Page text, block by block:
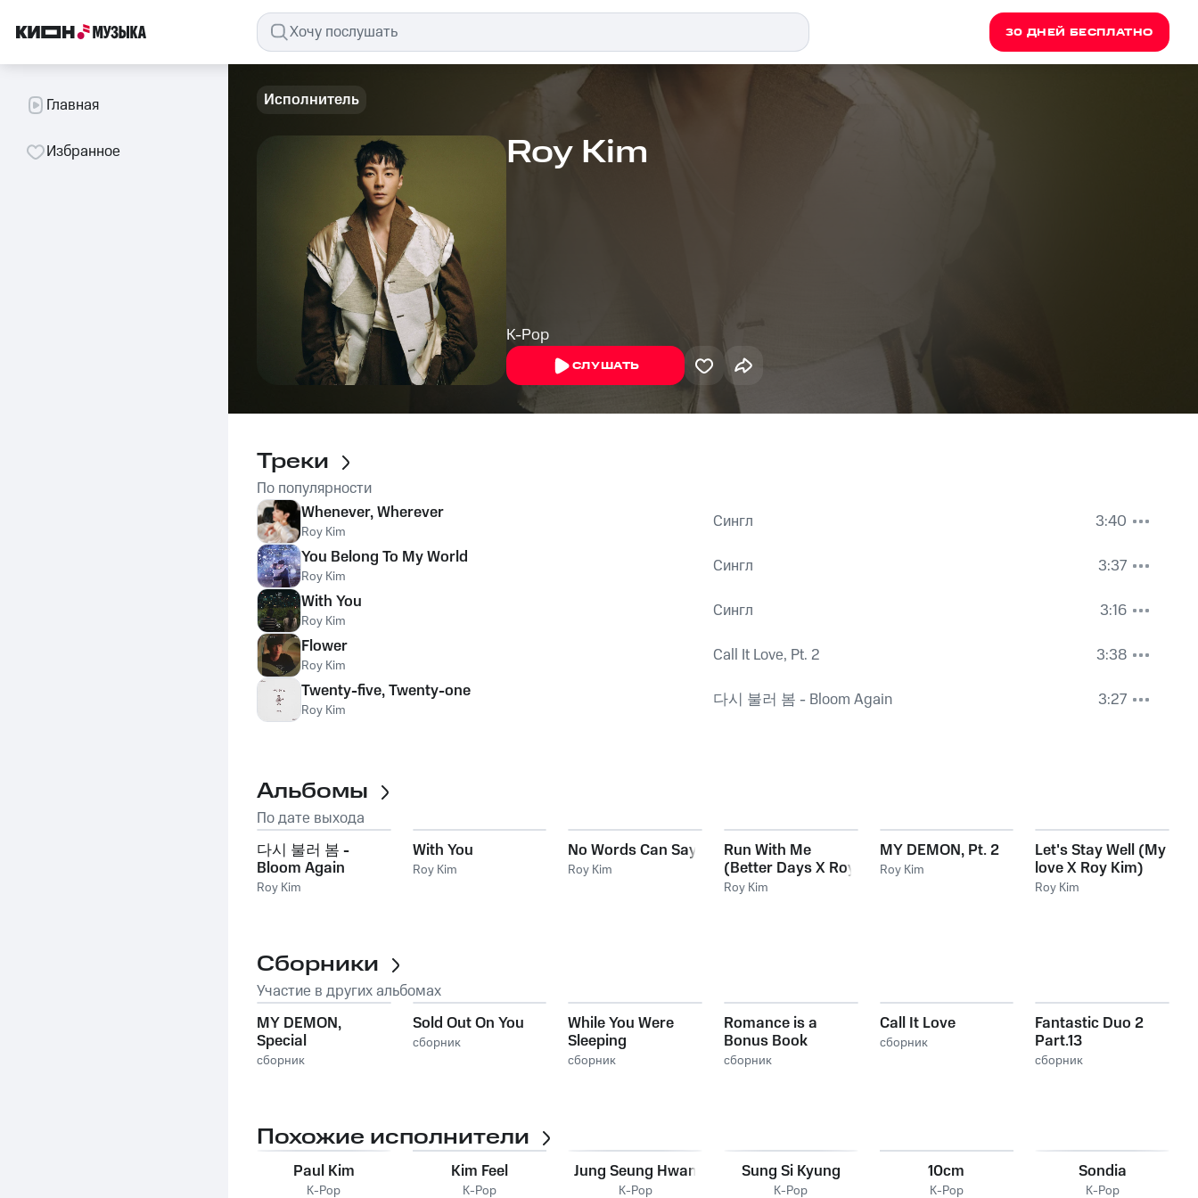
30 ДНЕЙ БЕСПЛАТНО
Главная
Избранное
Исполнитель
Roy Kim
K-Pop
СЛУШАТЬ
Треки
По популярности
Whenever, Wherever
Roy Kim Сингл
3:40
You Belong To My World
Roy Kim Сингл
3:37
With You
Roy Kim Сингл
3:16
Flower
Roy Kim Call It Love, Pt. 2
3:38
Twenty-five, Twenty-one
Roy Kim 다시 불러 봄 - Bloom Again 3:27
Альбомы
По дате выхода
다시 불러 봄 -
Bloom Again
Roy Kim
With You
Roy Kim
No Words Can Say
Roy Kim
Run With Me
(Better Days X Roy
Kim)
Roy Kim
MY DEMON, Pt. 2
Roy Kim
Let's Stay Well (My
love X Roy Kim)
Roy Kim
Сборники
Участие в других альбомах
MY DEMON,
Special
сборник
Sold Out On You
сборник
While You Were
Sleeping
сборник
Romance is a
Bonus Book
сборник
Call It Love
сборник
Fantastic Duo 2
Part.13
сборник
Похожие исполнители
Paul Kim
K-Pop
Kim Feel
K-Pop
Jung Seung Hwan
K-Pop
Sung Si Kyung
K-Pop
10cm
K-Pop
Sondia
K-Pop